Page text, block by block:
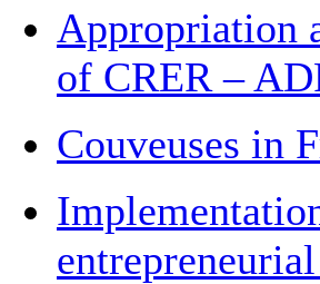
Appropriation
of CRER –
Couveuses in